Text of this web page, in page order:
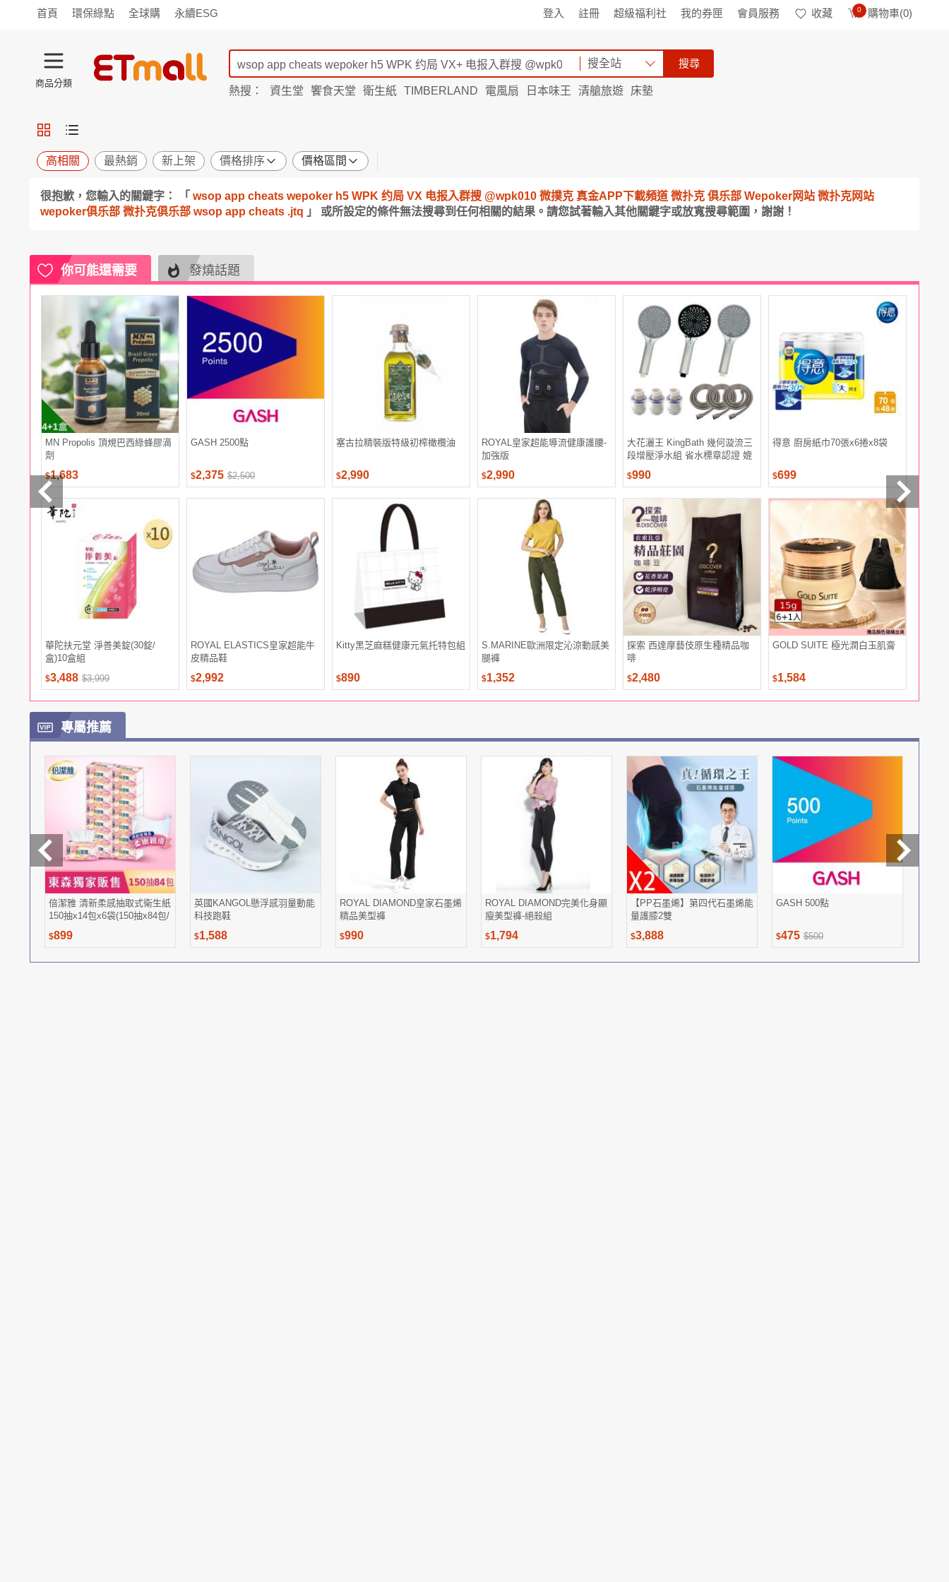
首頁 環保綠點 全球購 永續ESG 登入 註冊 超級福利社 我的券匣 會員服務 收藏 0 購物車(0)
商品分類
旅遊
寵物
保健
用品 機能
窈窕
日用
紙品 清潔
口腔
鍋具
杯瓶 廚衛
休閒
寢具
家具 收納
宗教
Apple
小米 手機平板
穿戴
季節
電腦
週邊 電玩
耳機
彩妝 美髮 香氛
搜全站 搜尋
熱搜： 資生堂 饗食天堂 衛生紙 TIMBERLAND 電風扇 日本味王 清艙旅遊
床墊
高相關 最熱銷 新上架 價格排序 價格區間
很抱歉，您輸入的關鍵字： 「 wsop app cheats wepoker h5 WPK 约局 VX 电报入群搜 @wpk010 微撲克 真金APP下載頻道 微扑克 俱乐部 Wepoker网站 微扑克网站
wepoker俱乐部 微扑克俱乐部 wsop app cheats .jtq 」 或所設定的條件無法搜尋到任何相關的結果。請您試著輸入其他關鍵字或放寬搜尋範圍，謝謝！
你可能還需要 發燒話題
MN Propolis 頂規巴西綠蜂膠滴
劑
$1,683
GASH 2500點
$2,375 $2,500
塞古拉精裝版特級初榨橄欖油
$2,990
ROYAL皇家超能導流健康護腰-
加強版
$2,990
大花灑王 KingBath 幾何漩流三
段增壓淨水組 省水標章認證 媲
美飯店等級衛浴 三段可調水花
設計 矽膠噴嘴方便清洗 除氯過
$990
得意 廚房紙巾70張x6捲x8袋
$699
華陀扶元堂 淨善美錠(30錠/
盒)10盒組
$3,488 $3,999
ROYAL ELASTICS皇家超能牛
皮精品鞋
$2,992
Kitty黑芝麻糕健康元氣托特包組
$890
S.MARINE歐洲限定沁涼動感美
腿褲
$1,352
探索 西達摩藝伎原生種精品咖
啡
$2,480
GOLD SUITE 極光潤白玉肌膏
$1,584
$644
專屬推薦
倍潔雅 清新柔感抽取式衛生紙
150抽x14包x6袋(150抽x84包/
箱)
$899
英國KANGOL懸浮感羽量動能
科技跑鞋
$1,588
ROYAL DIAMOND皇家石墨烯
精品美型褲
$990
ROYAL DIAMOND完美化身顯
瘦美型褲-絕殺組
$1,794
【PP石墨烯】第四代石墨烯能
量護膝2雙
$3,888
GASH 500點
$475 $500